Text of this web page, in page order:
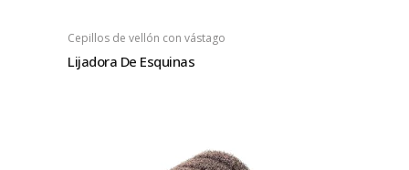
Cepillos de vellón con vástago
Lijadora De Esquinas